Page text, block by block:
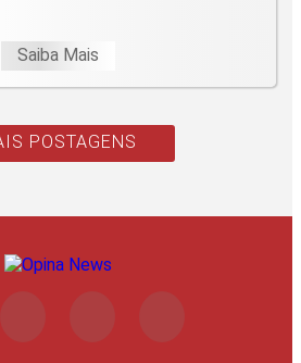
Saiba Mais
POSTAGENS